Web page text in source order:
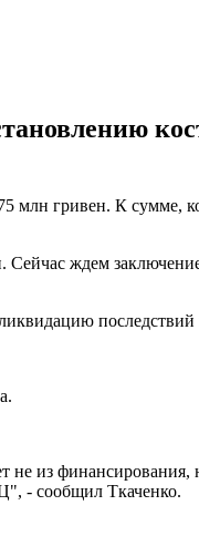
млн гривен. К сумме,
ждем
последствий
не из финансирования,
- сообщил Ткаченко.